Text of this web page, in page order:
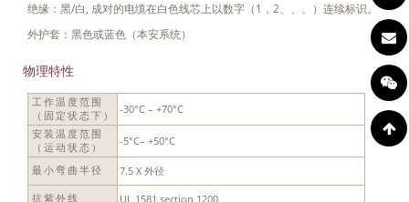
绝缘：黑/白, 成对的电缆在白色线芯上以数字（1，2、、、）连续标识。
外护套：黑色或蓝色（本安系统）
物理特性
工作温度范围
（固定状态下）
-30°C – +70°C
安装温度范围
（运动状态）
-5°C– +50°C
最小弯曲半径 7.5 X 外径
抗紫外线 UL 1581 section 1200